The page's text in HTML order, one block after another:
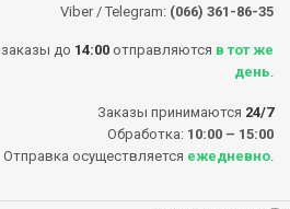
Viber / Telegram: (066) 361-86-35
до 14:00 отправляются в тот же
день
Заказы принимаются 24/7
Обработка: 10:00 – 15:00
Отправка осуществляется ежедневно